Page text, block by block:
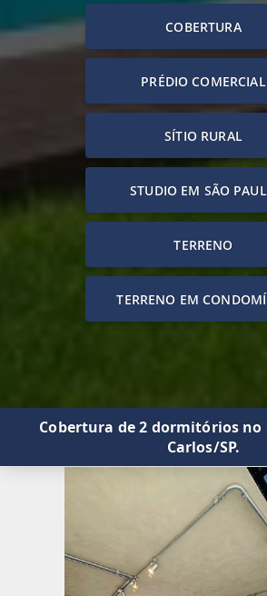
COBERTURA
PRÉDIO COMERCIAL
SÍTIO RURAL
STUDIO EM SÃO
TERRENO
TERRENO EM
Cobertura de 2 dormitórios no
Carlos/SP.